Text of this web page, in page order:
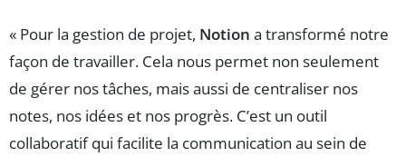
« Pour la gestion de projet, Notion a transformé notre
façon de travailler. Cela nous permet non seulement
de gérer nos tâches, mais aussi de centraliser nos
notes, nos idées et nos progrès. C’est un outil
collaboratif qui facilite la communication au sein de